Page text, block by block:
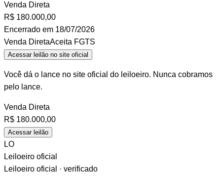
Venda Direta
R$ 180.000,00
Encerrado em 18/07/2026
Venda DiretaAceita FGTS
Acessar leilão no site oficial
Você dá o lance no site oficial do leiloeiro. Nunca cobramos
pelo lance.
Venda Direta
R$ 180.000,00
Acessar leilão
LO
Leiloeiro oficial
Leiloeiro oficial · verificado